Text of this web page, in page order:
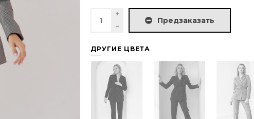
Предзаказать
ДРУГИЕ ЦВЕТА